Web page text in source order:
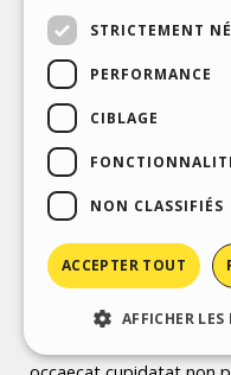
STRICTEMENT
PERFORMANCE
CIBLAGE
NON CLASSIFIÉS
ACCEPTER TOUT
AFFICHER LES